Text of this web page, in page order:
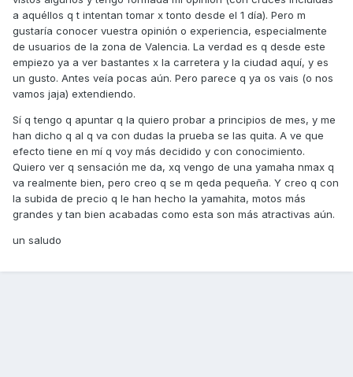
a aquéllos q t intentan tomar x tonto desde el 1 día). Pero m
gustaría conocer vuestra opinión o experiencia, especialmente
de usuarios de la zona de Valencia. La verdad es q desde este
empiezo ya a ver bastantes x la carretera y la ciudad aquí, y es
un gusto. Antes veía pocas aún. Pero parece q ya os vais (o nos
vamos jaja) extendiendo.
Sí q tengo q apuntar q la quiero probar a principios de mes, y me
han dicho q al q va con dudas la prueba se las quita. A ve que
efecto tiene en mí q voy más decidido y con conocimiento.
Quiero ver q sensación me da, xq vengo de una yamaha nmax q
va realmente bien, pero creo q se m qeda pequeña. Y creo q con
la subida de precio q le han hecho la yamahita, motos más
grandes y tan bien acabadas como esta son más atractivas aún.
un saludo